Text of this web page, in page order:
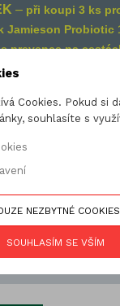
– při koupi 3 ks
Jamieson Probiotic
prevence na
Cookies. Pokud si
souhlasíte s
NEZBYTNÉ COOKIES
SOUHLASÍM SE VŠÍM